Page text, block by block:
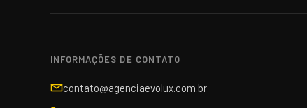
INFORMAÇÕES DE CONTATO
contato@agenciaevolux.com.br